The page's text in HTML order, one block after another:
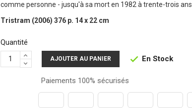
comme personne - jusqu'à sa mort en 1982 à trente-trois
Tristram (2006) 376 p. 14 x 22 cm
Quantité
AJOUTER AU PANIER  En Stock
Paiements 100% sécurisés